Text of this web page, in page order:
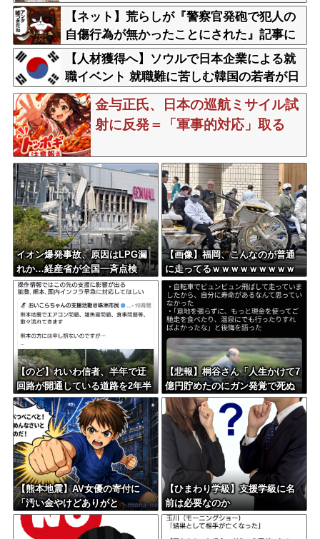
【ネット】荒らしが『警察官発砲で犯人の
自傷行為が無かったことにされた』記事に
「難癖な記事」とイチャモン→自傷行為の
動画が拡散してマスゴミの偏向報道確定
【人材獲得へ】ソウルで日本企業による就
職イベント 就職難に苦しむ韓国の若者が日
本に注目
金与正氏、日本の巡航ミサイル試
射に反発＝「軍事的対応」取る
イオン爆発事故、原因はLPG漏
れか…経産省が全国一斉点検
【画像】福岡、こんなのが普通
に走ってるｗｗｗｗｗｗｗｗｗ
ｗｗｗｗｗｗｗｗｗｗｗｗｗｗ
ｗｗｗｗｗｗｗｗｗｗｗｗｗｗ
ｗｗｗ
【のど】れいわ信者、半年で迂
回路が開通している道路を2年半
放置されていると印象操作して
しまう
【悲報】桐谷さん「人生かけて7
億円貯めたのにガン発覚で死ぬ
かも。もっと素直に遊べばよか
った」後悔の涙
【熊本地震】AV女優の寄付に
「汚い金やけどありがと
う????」リプして大炎上→「寄
付自体は否定してない」「なん
【ひまわり学級】支援学級に名
前は必要なのか